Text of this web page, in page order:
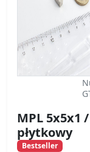
MPL 5x5x1
płytkowy
Bestseller